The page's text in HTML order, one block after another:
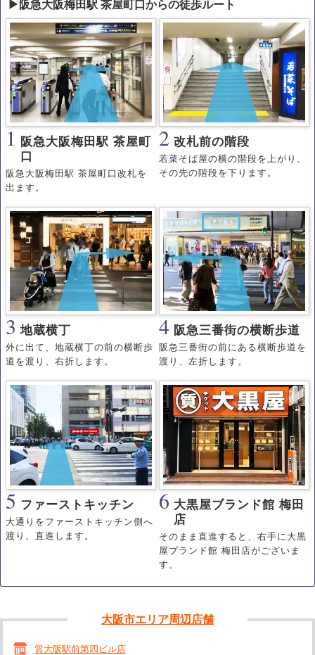
▶阪急大阪梅田駅 茶屋町口からの徒歩ルート
1
阪急大阪梅田駅 茶屋町
口
阪急大阪梅田駅 茶屋町口改札を
出ます。
2 改札前の階段
若菜そば屋の横の階段を上がり、
その先の階段を下ります。
3 地蔵横丁
外に出て、地蔵横丁の前の横断歩
道を渡り、右折します。
4 阪急三番街の横断歩道
阪急三番街の前にある横断歩道を
渡り、左折します。
5 ファーストキッチン
大通りをファーストキッチン側へ
渡り、直進します。
6 大黒屋ブランド館 梅田
店
そのまま直進すると、右手に大黒
屋ブランド館 梅田店がございま
す。
大阪市エリア周辺店舗
質大阪駅前第四ビル店